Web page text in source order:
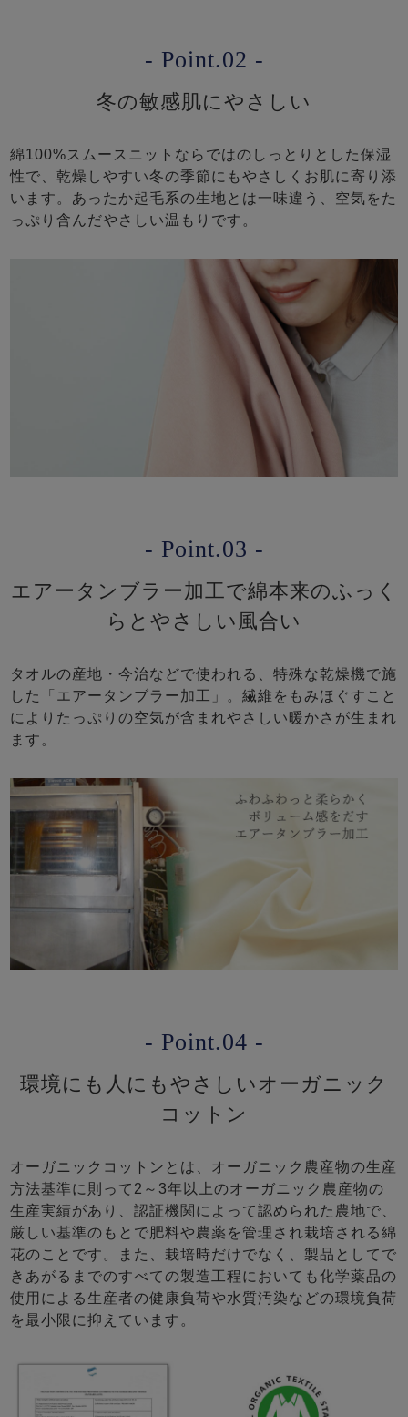
- Point.02 -
冬の敏感肌にやさしい
綿100%スムースニットならではのしっとりとした保湿
性で、乾燥しやすい冬の季節にもやさしくお肌に寄り添
います。あったか起毛系の生地とは一味違う、空気をた
っぷり含んだやさしい温もりです。
- Point.03 -
エアータンブラー加工で綿本来のふっく
らとやさしい風合い
タオルの産地・今治などで使われる、特殊な乾燥機で施
した「エアータンブラー加工」。繊維をもみほぐすこと
によりたっぷりの空気が含まれやさしい暖かさが生まれ
ます。
- Point.04 -
環境にも人にもやさしいオーガニック
コットン
オーガニックコットンとは、オーガニック農産物の生産
方法基準に則って2～3年以上のオーガニック農産物の
生産実績があり、認証機関によって認められた農地で、
厳しい基準のもとで肥料や農薬を管理され栽培される綿
花のことです。また、栽培時だけでなく、製品としてで
きあがるまでのすべての製造工程においても化学薬品の
使用による生産者の健康負荷や水質汚染などの環境負荷
を最小限に抑えています。